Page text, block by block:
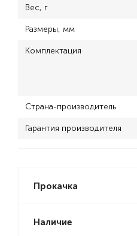
Вес, г
Размеры, мм
Комплектация
Страна-производитель
Гарантия производителя
Прокачка
Наличие